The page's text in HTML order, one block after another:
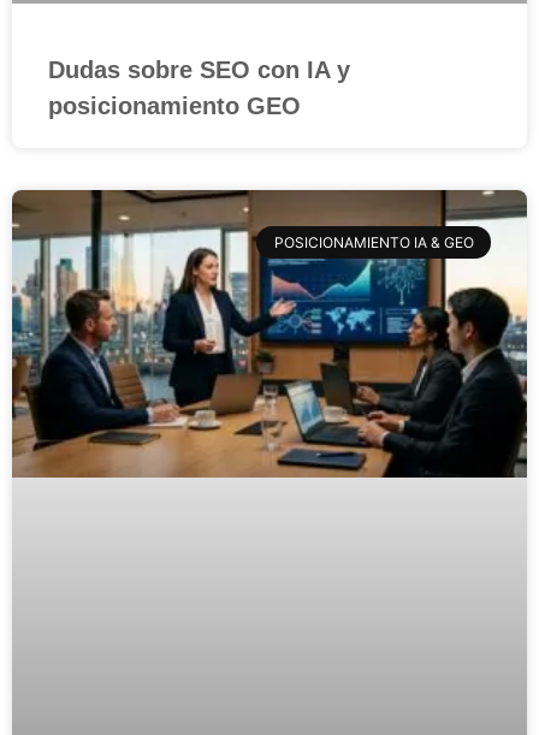
Dudas sobre SEO con IA y
posicionamiento GEO
POSICIONAMIENTO IA & GEO